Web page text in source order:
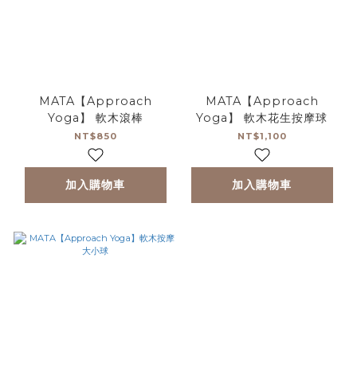
MATA【Approach
Yoga】 軟木滾棒
NT$850
加入購物車
MATA【Approach
Yoga】 軟木花生按摩球
NT$1,100
加入購物車